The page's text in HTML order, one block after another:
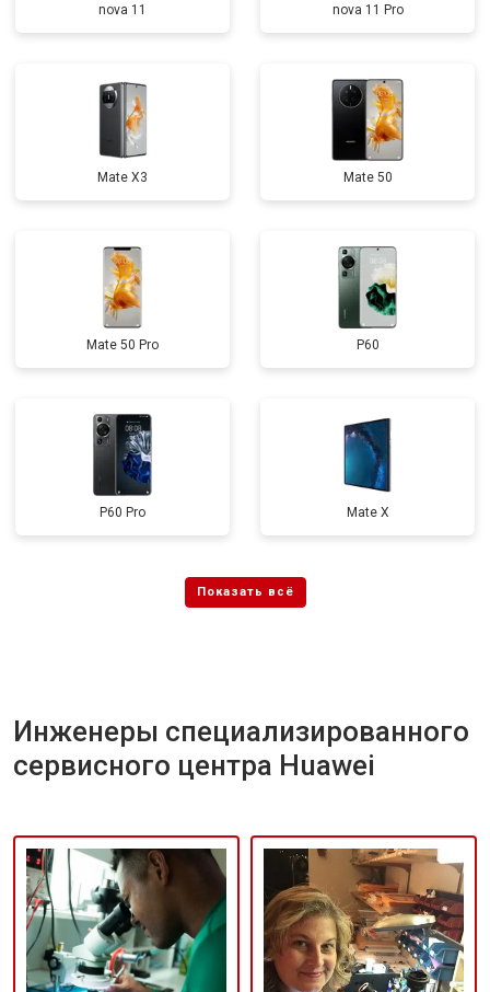
nova 11 nova 11 Pro
Mate X3 Mate 50
Mate 50 Pro P60
P60 Pro Mate X
Инженеры специализированного
сервисного центра Huawei